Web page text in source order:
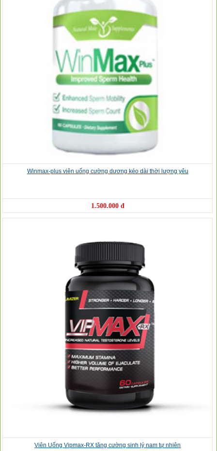
Winmax-plus viên uống cường dương kéo dài thời lượng yêu
1.500.000 đ
Viên Uống Vipmax-RX tăng cường sinh lý nam tự nhiên